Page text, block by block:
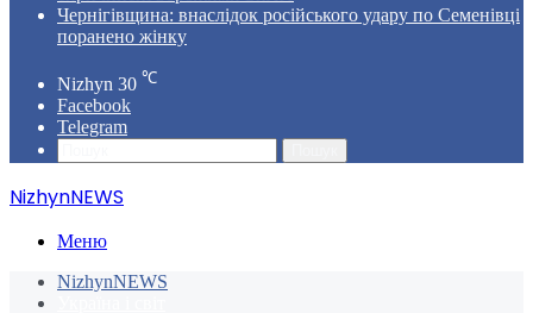
Чернігівщина: внаслідок російського удару по Семенівці
поранено жінку
Nizhyn 30 ℃
Facebook
Telegram
NizhynNEWS
Меню
NizhynNEWS